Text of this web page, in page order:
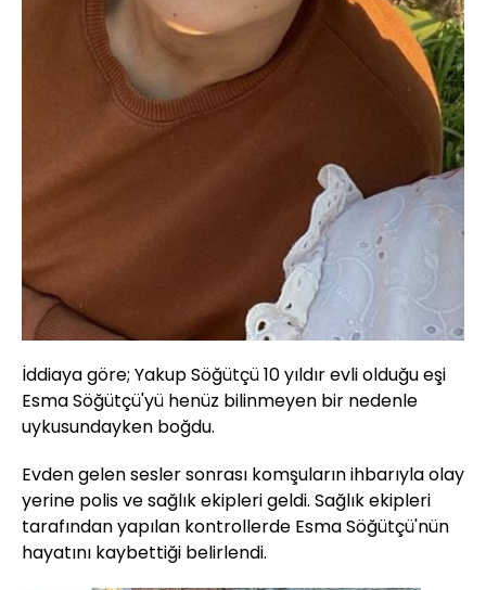
İddiaya göre; Yakup Söğütçü 10 yıldır evli olduğu eşi
Esma Söğütçü'yü henüz bilinmeyen bir nedenle
uykusundayken boğdu.
Evden gelen sesler sonrası komşuların ihbarıyla olay
yerine polis ve sağlık ekipleri geldi. Sağlık ekipleri
tarafından yapılan kontrollerde Esma Söğütçü'nün
hayatını kaybettiği belirlendi.